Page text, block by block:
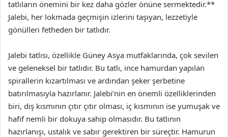
tatlıların önemini bir kez daha gözler önüne sermektedir.**
Jalebi, her lokmada geçmişin izlerini taşıyan, lezzetiyle
gönülleri fetheden bir tatlıdır.
Jalebi tatlısı, özellikle Güney Asya mutfaklarında, çok sevilen
ve geleneksel bir tatlıdır. Bu tatlı, ince hamurdan yapılan
spirallerin kızartılması ve ardından şeker şerbetine
batırılmasıyla hazırlanır. Jalebi’nin en önemli özelliklerinden
biri, dış kısmının çıtır çıtır olması, iç kısmının ise yumuşak ve
hafif nemli bir dokuya sahip olmasıdır. Bu tatlının
hazırlanışı, ustalık ve sabır gerektiren bir süreçtir. Hamurun